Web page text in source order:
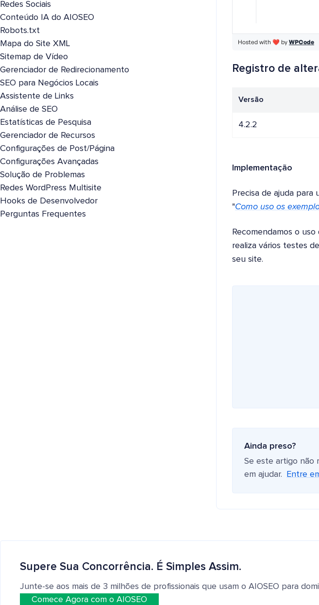
Registro de
Versão
4.2.2
Implementação
Precisa de ajuda para
"Como uso os
Recomendamos o
realiza vários testes
seu site.
Ainda preso?
Se este artigo não
em ajudar.
Entre
Redes Sociais
Conteúdo IA do AIOSEO
Robots.txt
Mapa do Site XML
Sitemap de Vídeo
Gerenciador de Redirecionamento
SEO para Negócios Locais
Assistente de Links
Análise de SEO
Estatísticas de Pesquisa
Gerenciador de Recursos
Configurações de Post/Página
Configurações Avançadas
Solução de Problemas
Redes WordPress Multisite
Hooks de Desenvolvedor
Perguntas Frequentes
Supere Sua Concorrência. É Simples Assim.
Junte-se aos mais de 3 milhões de profissionais que usam o AIOSEO para
Comece Agora com o AIOSEO